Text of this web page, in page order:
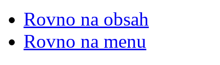
Rovno na obsah
Rovno na menu